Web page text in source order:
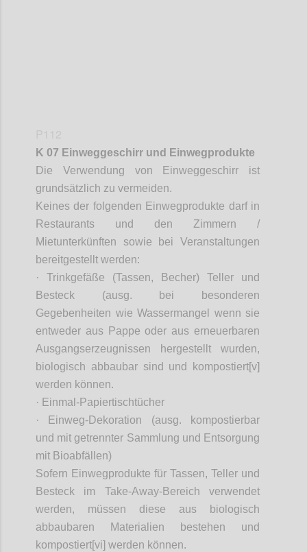
K 07 Einweggeschirr und Einwegprodukte
Die Verwendung von Einweggeschirr ist
grundsätzlich zu vermeiden.
Keines der folgenden Einwegprodukte darf in
Restaurants und den Zimmern /
Mietunterkünften sowie bei Veranstaltungen
bereitgestellt werden:
· Trinkgefäße (Tassen, Becher) Teller und
Besteck (ausg. bei besonderen
Gegebenheiten wie Wassermangel wenn sie
entweder aus Pappe oder aus erneuerbaren
Ausgangserzeugnissen hergestellt wurden,
biologisch abbaubar sind und kompostiert[v]
werden können.
· Einmal-Papiertischtücher
· Einweg-Dekoration (ausg. kompostierbar
und mit getrennter Sammlung und Entsorgung
mit Bioabfällen)
Sofern Einwegprodukte für Tassen, Teller und
Besteck im Take-Away-Bereich verwendet
werden, müssen diese aus biologisch
abbaubaren Materialien bestehen und
kompostiert[vi] werden können.